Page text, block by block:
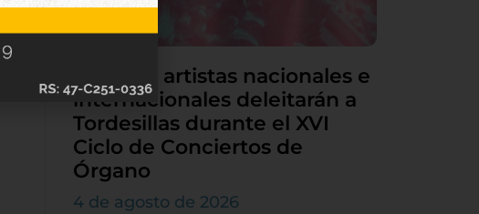
Grandes artistas nacionales e
internacionales deleitarán a
Tordesillas durante el XVI
Ciclo de Conciertos de
Órgano
4 de agosto de 2026